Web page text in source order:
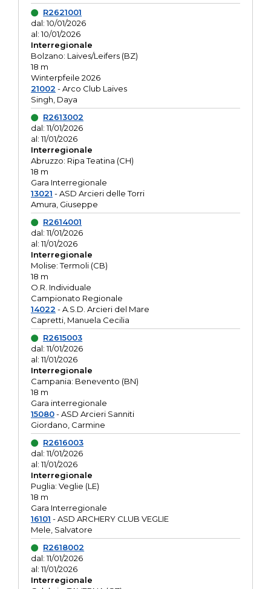
R2621001
dal: 10/01/2026
al: 10/01/2026
Interregionale
Bolzano: Laives/Leifers (BZ)
18 m
Winterpfeile 2026
21002 - Arco Club Laives
Singh, Daya
R2613002
dal: 11/01/2026
al: 11/01/2026
Interregionale
Abruzzo: Ripa Teatina (CH)
18 m
Gara Interregionale
13021 - ASD Arcieri delle Torri
Amura, Giuseppe
R2614001
dal: 11/01/2026
al: 11/01/2026
Interregionale
Molise: Termoli (CB)
18 m
O.R. Individuale
Campionato Regionale
14022 - A.S.D. Arcieri del Mare
Capretti, Manuela Cecilia
R2615003
dal: 11/01/2026
al: 11/01/2026
Interregionale
Campania: Benevento (BN)
18 m
Gara interregionale
15080- ASD Arcieri Sanniti
Giordano, Carmine
R2616003
dal: 11/01/2026
al: 11/01/2026
Interregionale
Puglia: Veglie (LE)
18 m
Gara Interregionale
16101 - ASD ARCHERY CLUB VEGLIE
Mele, Salvatore
R2618002
dal: 11/01/2026
al: 11/01/2026
Interregionale